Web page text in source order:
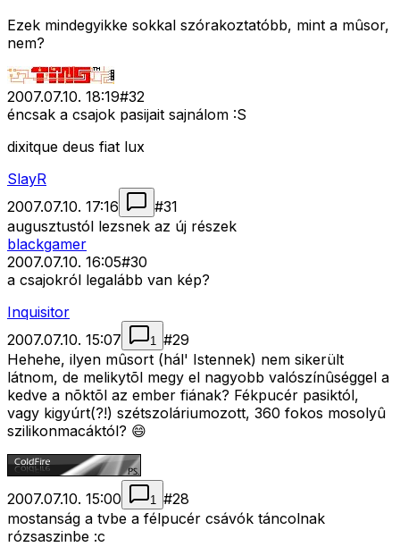
Ezek mindegyikke sokkal szórakoztatóbb, mint a mûsor,
nem?
2007.07.10. 18:19#32
éncsak a csajok pasijait sajnálom :S
dixitque deus fiat lux
SlayR
2007.07.10. 17:16
#31
augusztustól lezsnek az új részek
blackgamer
2007.07.10. 16:05#30
a csajokról legalább van kép?
Inquisitor
2007.07.10. 15:07
1 #29
Hehehe, ilyen mûsort (hál' Istennek) nem sikerült
látnom, de melikytõl megy el nagyobb valószínûséggel a
kedve a nõktõl az ember fiának? Fékpucér pasiktól,
vagy kigyúrt(?!) szétszoláriumozott, 360 fokos mosolyû
szilikonmacáktól? 😄
2007.07.10. 15:00 1 #28
mostanság a tvbe a félpucér csávók táncolnak
rózsaszinbe :c